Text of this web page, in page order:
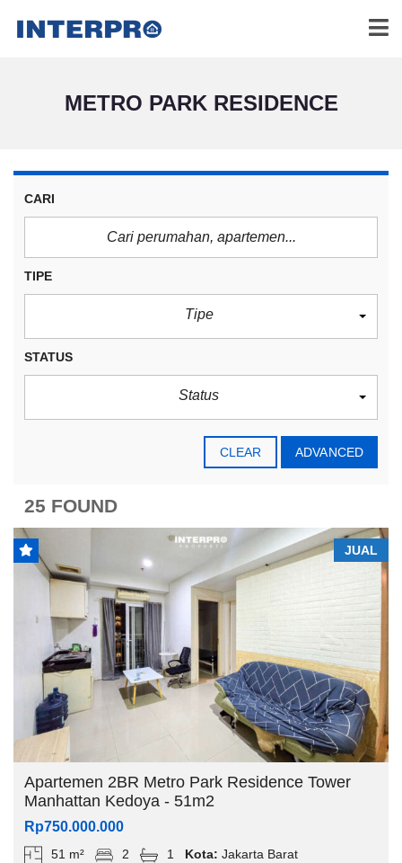
METRO PARK RESIDENCE
CARI
TIPE
Tipe
STATUS
Status
CLEAR ADVANCED
25 FOUND
JUAL
Apartemen 2BR Metro Park Residence Tower
Manhattan Kedoya - 51m2
Rp750.000.000
51 m² 2 1 Kota: Jakarta Barat